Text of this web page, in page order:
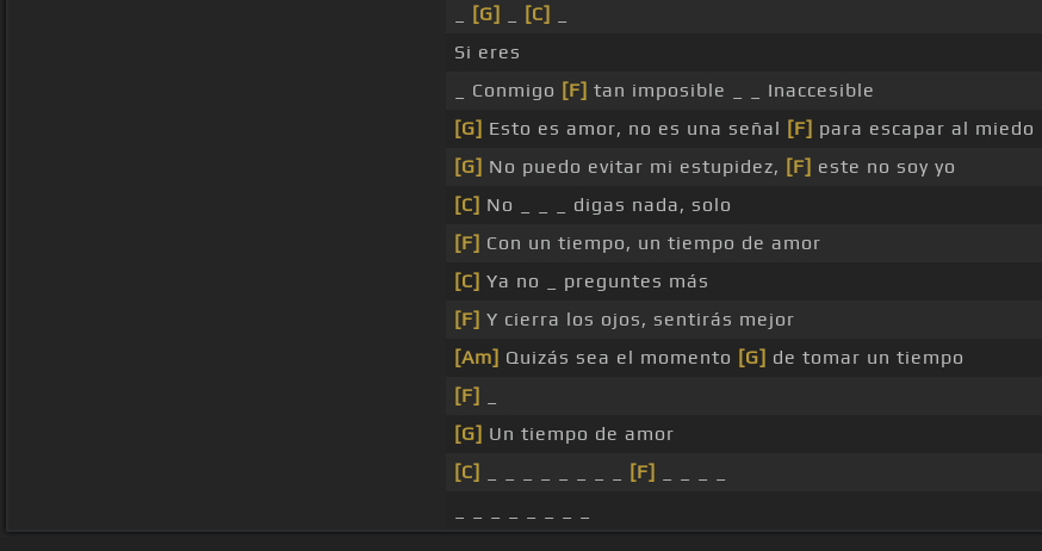
[G] [C]
Si eres
_ Conmigo [F] tan imposible _ _ Inaccesible
[G] Esto es amor, no es una señal [F] para escapar al miedo
[G] No puedo evitar mi estupidez, [F] este no soy yo
[C] No _ _ _ digas nada, solo
[F] Con un tiempo, un tiempo de amor
[C] Ya no _ preguntes más
[F] Y cierra los ojos, sentirás mejor
[Am] Quizás sea el momento [G] de tomar un tiempo
[F]
[G] Un tiempo de amor
[C]
[F]